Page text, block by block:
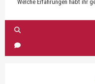
Welche Erfahrungen habt ihr